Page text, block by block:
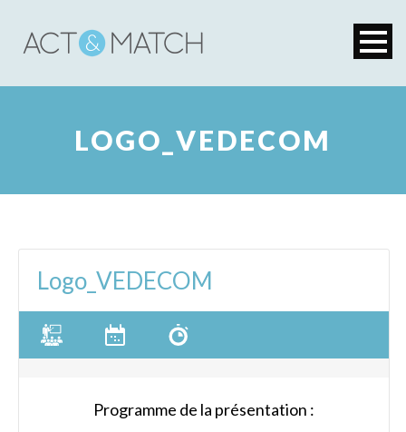
LOGO_VEDECOM
Logo_VEDECOM
Programme de la présentation :